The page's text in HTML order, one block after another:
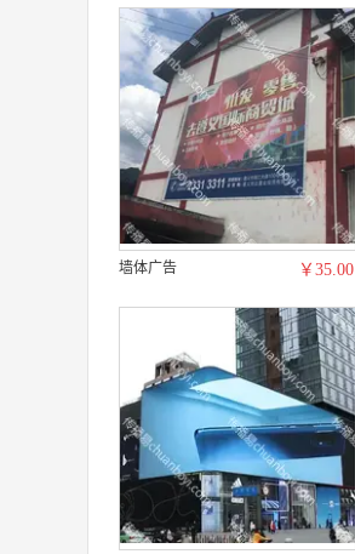
墙体广告 ￥35.00